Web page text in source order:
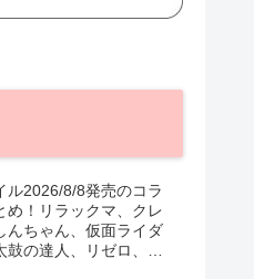
ル2026/8/8発売のコラ
め！リラックマ、クレ
んちゃん、仮面ライダ
鼓の達人、リゼロ、テ